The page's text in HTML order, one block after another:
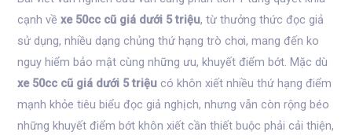
cạnh vềxe 50cc cũ giá dưới 5 triệu, từ thưởng thức đọc giả
sử dụng, nhiều dạng chủng thứ hạng trò chơi, mang đến ko
nguy hiểm bảo mật cùng những ưu, khuyết điểm bớt. Mặc dù
xe 50cc cũ giá dưới 5 triệu có khôn xiết nhiều thứ hạng điểm
mạnh khỏe tiêu biểu đọc giả nghịch, nhưng vẫn còn rộng béo
những khuyết điểm bớt khôn xiết cần thiết buộc phải cải thiện,